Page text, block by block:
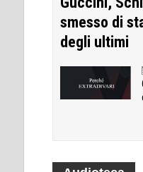
smesso di
degli ultimi